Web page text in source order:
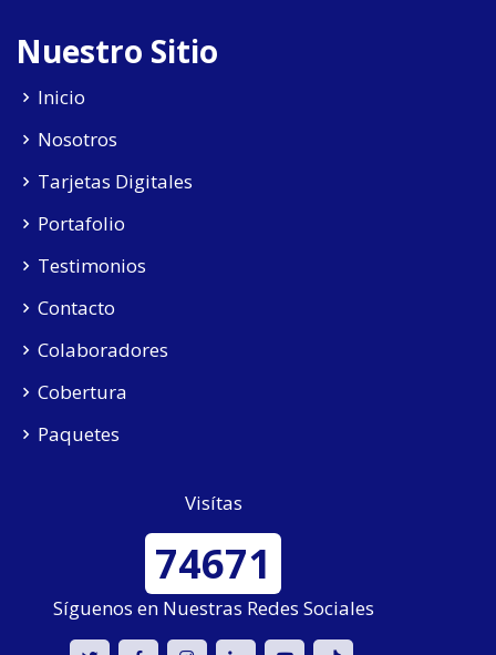
Nuestro Sitio
Inicio
Nosotros
Tarjetas Digitales
Portafolio
Testimonios
Contacto
Colaboradores
Cobertura
Paquetes
Visítas
74671
Síguenos en Nuestras Redes Sociales